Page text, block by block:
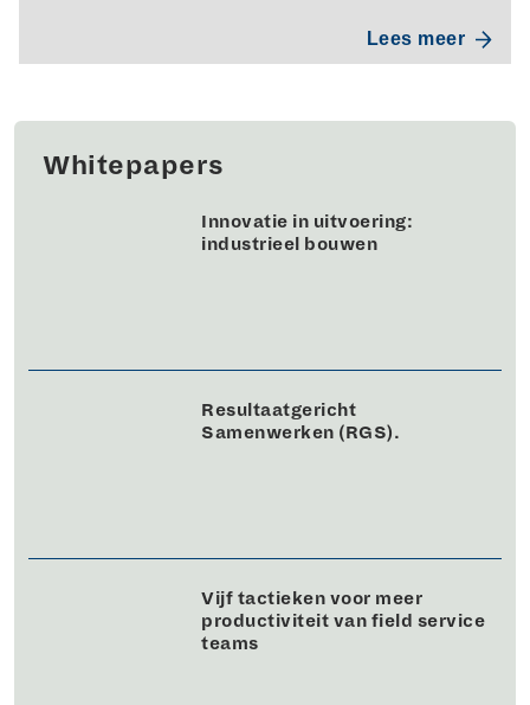
Lees meer
Whitepapers
Innovatie in uitvoering:
industrieel bouwen
Resultaatgericht
Samenwerken (RGS).
Vijf tactieken voor meer
productiviteit van field service
teams